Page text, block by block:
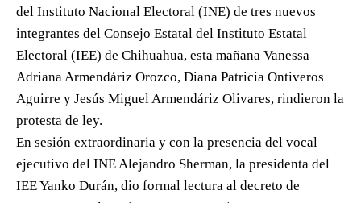
del Instituto Nacional Electoral (INE) de tres nuevos
integrantes del Consejo Estatal del Instituto Estatal
Electoral (IEE) de Chihuahua, esta mañana Vanessa
Adriana Armendáriz Orozco, Diana Patricia Ontiveros
Aguirre y Jesús Miguel Armendáriz Olivares, rindieron la
protesta de ley.
En sesión extraordinaria y con la presencia del vocal
ejecutivo del INE Alejandro Sherman, la presidenta del
IEE Yanko Durán, dio formal lectura al decreto de